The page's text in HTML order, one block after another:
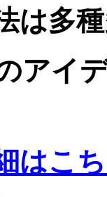
は多
アイ
はこ